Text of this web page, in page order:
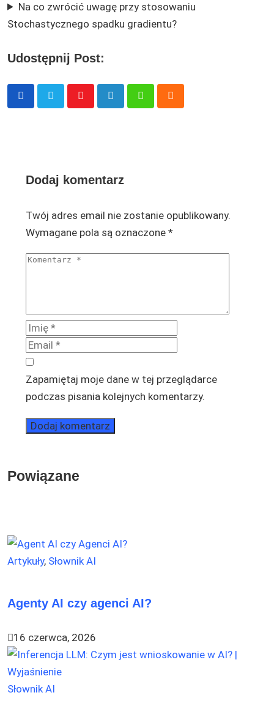
Na co zwrócić uwagę przy stosowaniu
Stochastycznego spadku gradientu?
Udostępnij Post:
Youtube LinkedIn WhatsappCloud
Dodaj komentarz
Twój adres email nie zostanie opublikowany.
Wymagane pola są oznaczone *
Zapamiętaj moje dane w tej przeglądarce
podczas pisania kolejnych komentarzy.
Powiązane
Artykuły, Słownik AI
Agenty AI czy agenci AI?
16 czerwca, 2026
Słownik AI